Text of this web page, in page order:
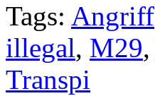
Tags: Angriff
illegal, M29,
Transpi